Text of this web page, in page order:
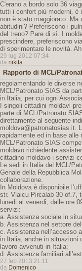
C'erano a bordo solo 36
tutti i confort più moderni, è
non è stato maggiorato. Ma
abitudini? Preferiscono i
del treno? Pare di sì. I
prescindere, preferiscono
di sperimentare le novità.
29 lug 2012 07:34
da nikita
Rapporto di MCL/
regolamentando le diverse
MCL/Patronato SIAS da
in Italia, per cui ogni
I singoli cittadini moldavi
parte di MCL/Patronato
direttamente al seguente
moldova@patronatosias.it.
rapidamente ed in base
MCL/Patronato SIAS
moldavo richiedente
cittadino moldavo i servizi
Le sedi in Italia del MCL/
Genale della Repubblica
collaborazione.
In Moldova è disponibile
str. Vlaicu Pircalab 30 of.7,
lunedi al venerdi, dalle ore
servizi:
a. Assistenza sociale in
b. Assistenza nel settore
c. Assistenza nell’accesso
in Italia, anche in situazioni
lavoro avvenuti in Italia;
d. Assistenza familiari
27 feb 2013 21:11
da Domenico